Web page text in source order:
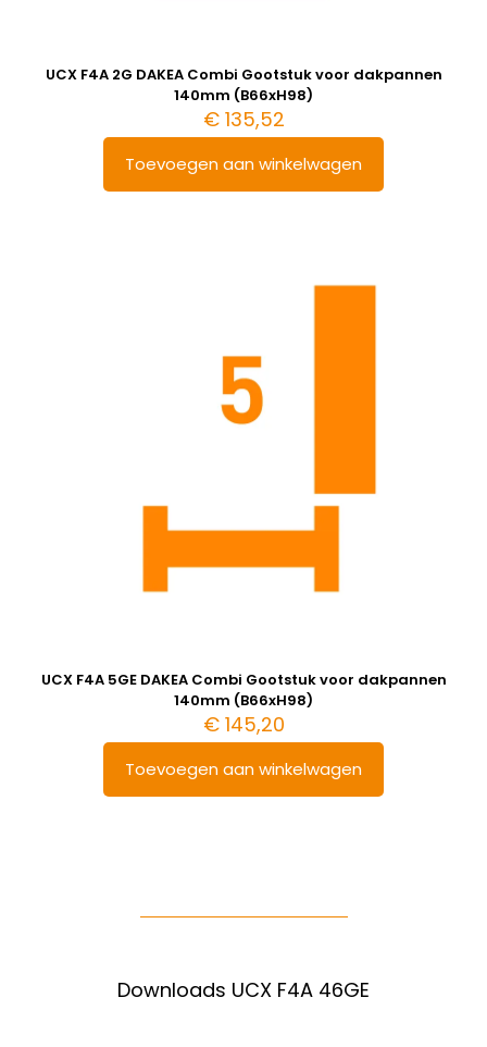
UCX F4A 2G DAKEA Combi Gootstuk voor dakpannen
140mm (B66xH98)
€135,52
Toevoegen aan winkelwagen
UCX F4A 5GE DAKEA Combi Gootstuk voor dakpannen
140mm (B66xH98)
€145,20
Toevoegen aan winkelwagen
Downloads UCX F4A 46GE